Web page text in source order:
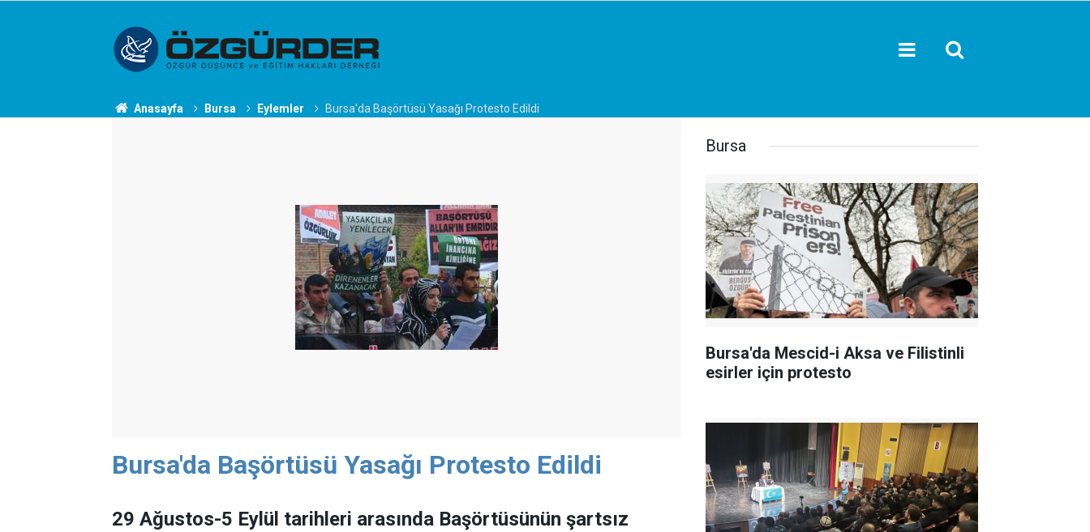
Anasayfa Bursa Eylemler Bursa'da Başörtüsü Yasağı Protesto Edildi
Bursa'da Başörtüsü Yasağı Protesto Edildi
29 Ağustos-5 Eylül tarihleri arasında Başörtüsünün şartsız
Bursa
Bursa'da Mescid-i Aksa ve Filistinli
esirler için protesto